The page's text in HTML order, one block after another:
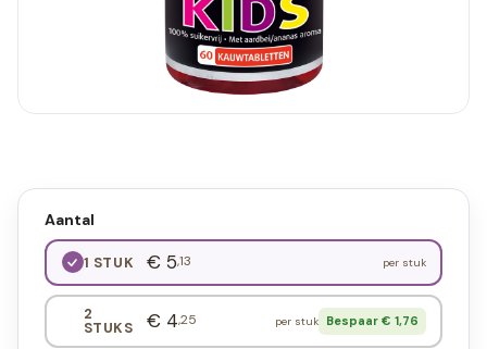
Aantal
1 STUK € 5,13 per stuk
2
STUKS € 4,25 per stuk Bespaar € 1,76